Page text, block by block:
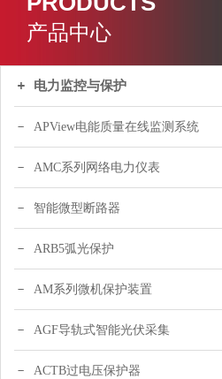
产品中心
电力监控与保护
APView电能质量在线监测系统
AMC系列网络电力仪表
智能微型断路器
ARB5弧光保护
AM系列微机保护装置
AGF导轨式智能光伏采集
ACTB过电压保护器